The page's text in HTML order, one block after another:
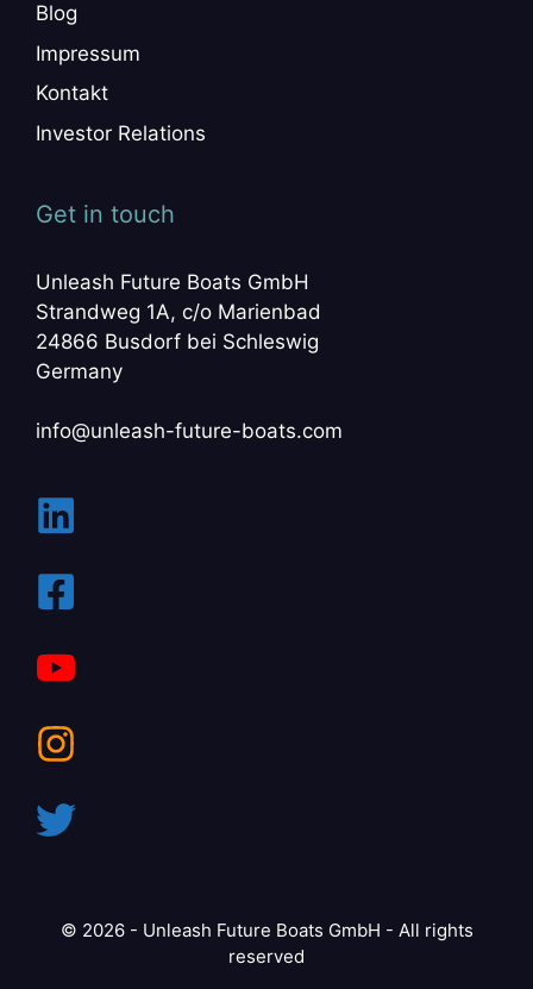
Blog
Impressum
Kontakt
Investor Relations
Get in touch
Unleash Future Boats GmbH
Strandweg 1A, c/o Marienbad
24866 Busdorf bei Schleswig
Germany
info@unleash-future-boats.com
© 2026 - Unleash Future Boats GmbH - All rights
reserved